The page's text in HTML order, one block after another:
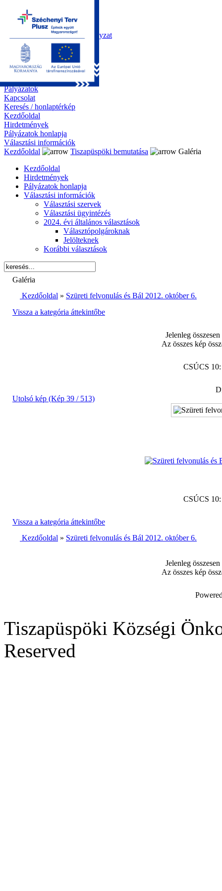
Kezdőoldal
Önkormányzat
Polgármesteri Hivatal
Roma Nemzetiségi Önkormányzat
Elektronikus ügyintézés
Közérdekű információk
Tiszapüspöki bemutatása
Galéria
Díjazottaink
Pályázatok
Kapcsolat
Keresés / honlaptérkép
Kezdőoldal
Hirdetmények
Pályázatok honlapja
Választási információk
Kezdőoldal
Tiszapüspöki bemutatása
Galéria
Kezdőoldal
Hirdetmények
Pályázatok honlapja
Választási információk
Választási szervek
Választási ügyintézés
2024. évi általános választások
Választópolgároknak
Jelölteknek
Korábbi választások
Galéria
Kezdőoldal » Szüreti felvonulás és Bál 2012. október 6.
Vissza a kategória áttekintőbe
Jelenleg
Az összes kép
CSÚCS
Utolsó kép (Kép 39 / 513)
CSÚCS
Vissza a kategória áttekintőbe
Kezdőoldal » Szüreti felvonulás és Bál 2012. október 6.
Jelenleg
Az összes kép
Tiszapüspöki Községi
Reserved